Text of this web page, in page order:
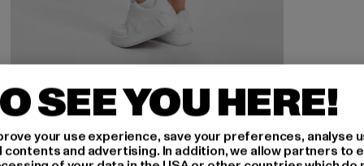
NIKE
Sportswear Tight
23,91 EUR
Derzeitiger Preis: 23,91 EUR
45,99 EURAktionspreis: 45,99 EUR
SEE YOU HERE!
your use experience, save your preferences, analyse
and advertising. In addition, we allow partners to